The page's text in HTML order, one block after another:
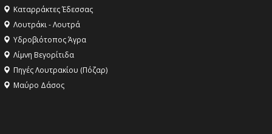
Καταρράκτες Έδεσσας
Λουτράκι - Λουτρά
Υδροβιότοπος Άγρα
Λίμνη Βεγορίτιδα
Πηγές Λουτρακίου (Πόζαρ)
Μαύρο Δάσος